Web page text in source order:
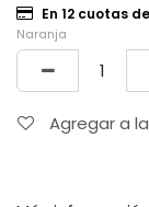
En 12 cuotas
Naranja
Agregar a